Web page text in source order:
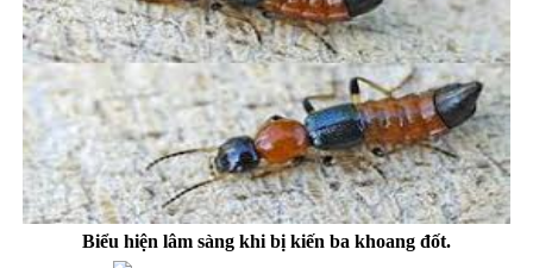
Biểu hiện lâm sàng khi bị kiến ba khoang đốt.